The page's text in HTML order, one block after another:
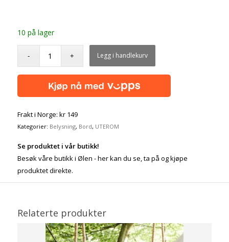
10 på lager
Legg i handlekurv
Frakt i Norge: kr 149
Kategorier: Belysning, Bord, UTEROM
Se produktet i vår butikk!
Besøk våre butikk i Ølen - her kan du se, ta på og kjøpe
produktet direkte.
Relaterte produkter